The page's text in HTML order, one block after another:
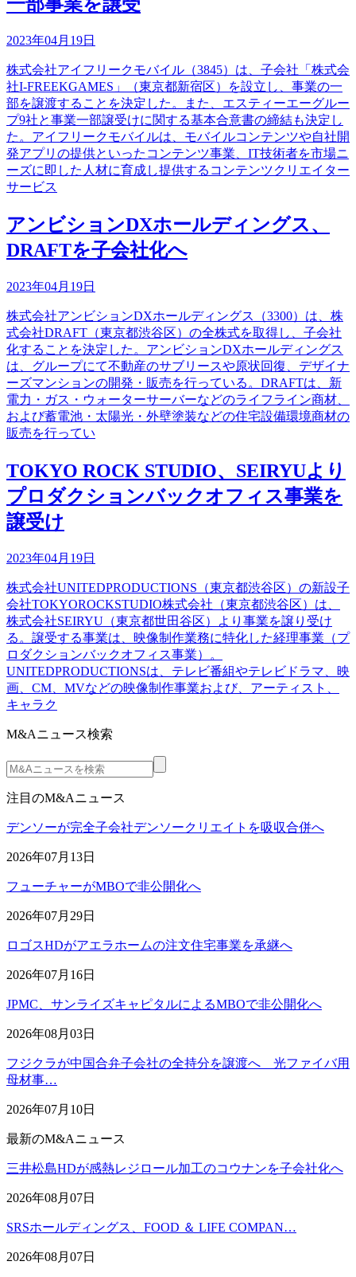
2023年04月19日
株式会社アイフリークモバイル（3845）は、子会社「株式会
社I-FREEKGAMES」（東京都新宿区）を設立し、事業の一
部を譲渡することを決定した。また、エスティーエーグルー
プ9社と事業一部譲受けに関する基本合意書の締結も決定し
た。アイフリークモバイルは、モバイルコンテンツや自社開
発アプリの提供といったコンテンツ事業、IT技術者を市場ニ
ーズに即した人材に育成し提供するコンテンツクリエイター
サービス
アンビションDXホールディングス、
DRAFTを子会社化へ
2023年04月19日
株式会社アンビションDXホールディングス（3300）は、株
式会社DRAFT（東京都渋谷区）の全株式を取得し、子会社
化することを決定した。アンビションDXホールディングス
は、グループにて不動産のサブリースや原状回復、デザイナ
ーズマンションの開発・販売を行っている。DRAFTは、新
電力・ガス・ウォーターサーバーなどのライフライン商材、
および蓄電池・太陽光・外壁塗装などの住宅設備環境商材の
販売を行ってい
TOKYO ROCK STUDIO、SEIRYUより
プロダクションバックオフィス事業を
譲受け
2023年04月19日
株式会社UNITEDPRODUCTIONS（東京都渋谷区）の新設子
会社TOKYOROCKSTUDIO株式会社（東京都渋谷区）は、
株式会社SEIRYU（東京都世田谷区）より事業を譲り受け
る。譲受する事業は、映像制作業務に特化した経理事業（プ
ロダクションバックオフィス事業）。
UNITEDPRODUCTIONSは、テレビ番組やテレビドラマ、映
画、CM、MVなどの映像制作事業および、アーティスト、
キャラク
M&Aニュース検索
注目のM&Aニュース
デンソーが完全子会社デンソークリエイトを吸収合併へ
2026年07月13日
フューチャーがMBOで非公開化へ
2026年07月29日
ロゴスHDがアエラホームの注文住宅事業を承継へ
2026年07月16日
JPMC、サンライズキャピタルによるMBOで非公開化へ
2026年08月03日
フジクラが中国合弁子会社の全持分を譲渡へ 光ファイバ用
母材事…
2026年07月10日
最新のM&Aニュース
三井松島HDが感熱レジロール加工のコウナンを子会社化へ
2026年08月07日
SRSホールディングス、FOOD ＆ LIFE COMPAN…
2026年08月07日